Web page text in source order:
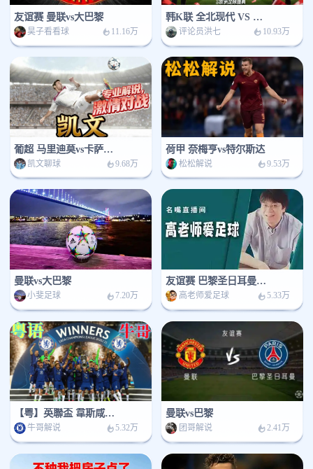
友谊赛 曼联vs大巴黎
昊子看看球 11.16万
韩K联 全北现代 VS 济州SK
评论员洪七 10.93万
葡超 马里迪莫vs卡萨比亚
凯文聊球 9.68万
荷甲 奈梅亨vs特尔斯达
松松解说 9.53万
曼联vs大巴黎
小斐足球 7.20万
友谊赛 巴黎圣日耳曼 - 曼联
高老师爱足球 5.33万
【粤】英聯盃 韋斯咸vs樸茨茅夫
牛哥解说 5.32万
曼联vs巴黎
团哥解说 2.41万